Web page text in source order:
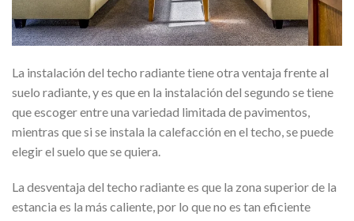
La instalación del techo radiante tiene otra ventaja frente al
suelo radiante, y es que en la instalación del segundo se tiene
que escoger entre una variedad limitada de pavimentos,
mientras que si se instala la calefacción en el techo, se puede
elegir el suelo que se quiera.
La desventaja del techo radiante es que la zona superior de la
estancia es la más caliente, por lo que no es tan eficiente